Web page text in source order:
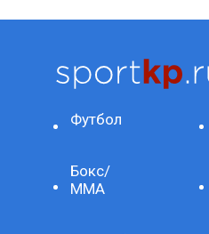
Футбол
Бокс/
ММА